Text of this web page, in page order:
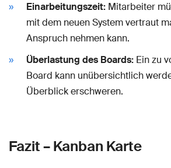
Einarbeitungszeit: Mitarbeiter
mit dem neuen System vertraut
Anspruch nehmen kann.
Überlastung des Boards: Ein zu
Board kann unübersichtlich
Überblick erschweren.
Fazit – Kanban Karte